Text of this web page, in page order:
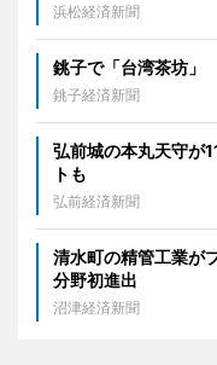
浜松経済新聞
銚子で「台湾茶坊」
銚子経済新聞
弘前城の本丸天守が
トも
弘前経済新聞
清水町の精管工業が
分野初進出
沼津経済新聞